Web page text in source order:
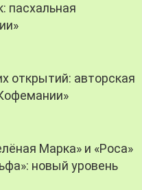
пасхальная
открытий: авторская
Марка» и «Роса»
новый уровень